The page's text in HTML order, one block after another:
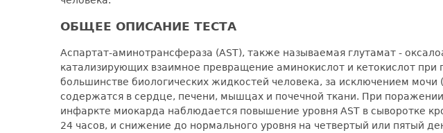
ОБЩЕЕ ОПИСАНИЕ ТЕСТА
Аспартат-аминотрансфераза (AST), также называемая глутамат -
катализирующих взаимное превращение аминокислот и кетокислот
большинстве биологических жидкостей человека, за исключением
содержатся в сердце, печени, мышцах и почечной ткани. При
инфаркте миокарда наблюдается повышение уровня AST в сыворотке
24 часов, и снижение до нормального уровня на четвертый или пятый